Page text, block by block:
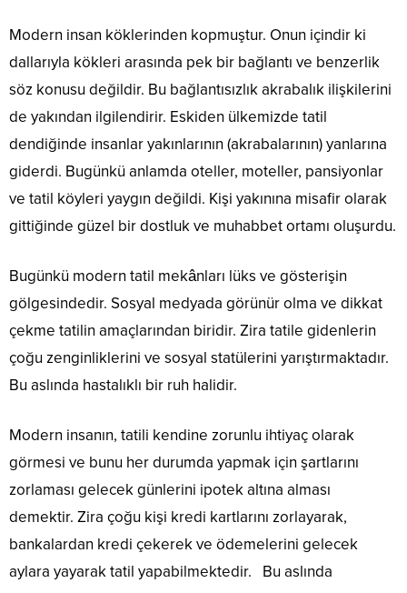
Modern insan köklerinden kopmuştur. Onun içindir ki
dallarıyla kökleri arasında pek bir bağlantı ve benzerlik
söz konusu değildir. Bu bağlantısızlık akrabalık ilişkilerini
de yakından ilgilendirir. Eskiden ülkemizde tatil
dendiğinde insanlar yakınlarının (akrabalarının) yanlarına
giderdi. Bugünkü anlamda oteller, moteller, pansiyonlar
ve tatil köyleri yaygın değildi. Kişi yakınına misafir olarak
gittiğinde güzel bir dostluk ve muhabbet ortamı oluşurdu.
Bugünkü modern tatil mekânları lüks ve gösterişin
gölgesindedir. Sosyal medyada görünür olma ve dikkat
çekme tatilin amaçlarından biridir. Zira tatile gidenlerin
çoğu zenginliklerini ve sosyal statülerini yarıştırmaktadır.
Bu aslında hastalıklı bir ruh halidir.
Modern insanın, tatili kendine zorunlu ihtiyaç olarak
görmesi ve bunu her durumda yapmak için şartlarını
zorlaması gelecek günlerini ipotek altına alması
demektir. Zira çoğu kişi kredi kartlarını zorlayarak,
bankalardan kredi çekerek ve ödemelerini gelecek
aylara yayarak tatil yapabilmektedir. Bu aslında